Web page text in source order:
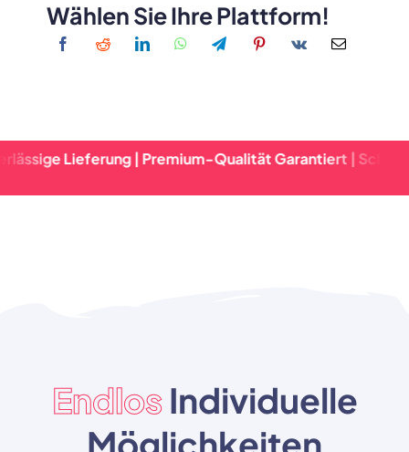
Wählen Sie Ihre Plattform!
| Premium-Qualität Garantiert | Schnelle
EndlosIndividuelle